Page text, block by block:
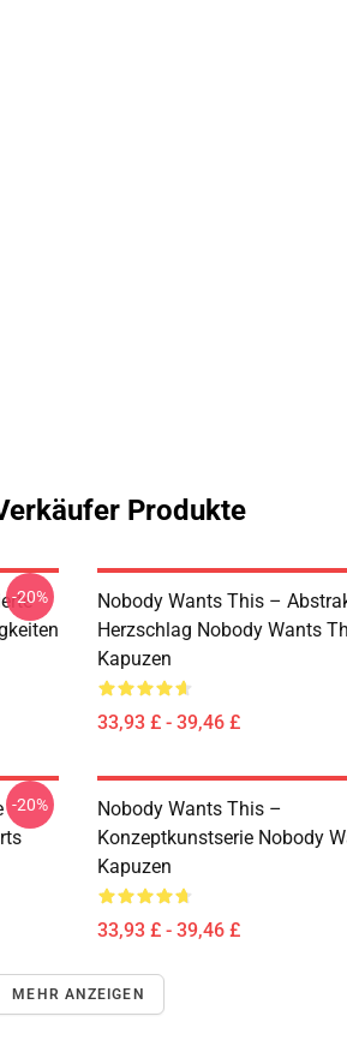
Produkte
-20%
Nobody Wants This –
Herzschlag Nobody Wants
Kapuzen
33,93 £ - 39,46 £
-20%
Nobody Wants This –
Konzeptkunstserie Nobody
Kapuzen
33,93 £ - 39,46 £
MEHR ANZEIGEN